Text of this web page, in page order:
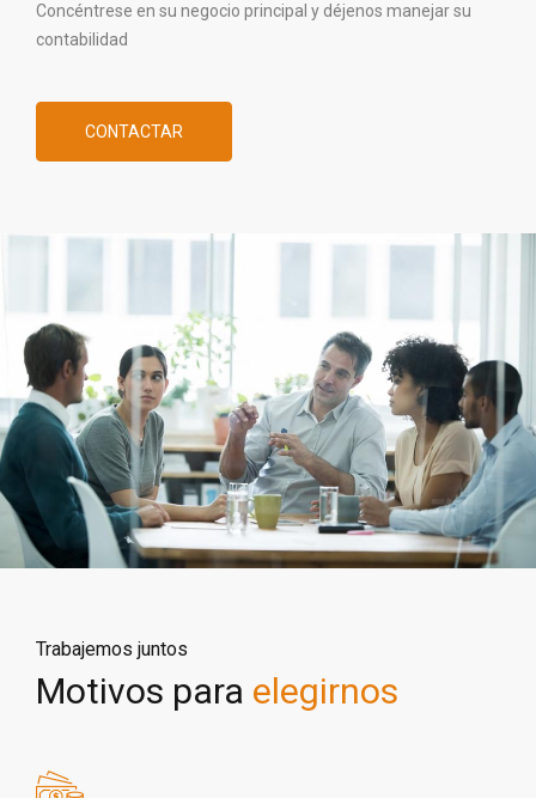
Concéntrese en su negocio principal y déjenos manejar su
contabilidad
CONTACTAR
Trabajemos juntos
Motivos para elegirnos